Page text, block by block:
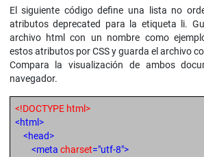
El siguiente código define una lista no
atributos deprecated para la etiqueta li.
archivo html con un nombre como
estos atributos por CSS y guarda el archivo
Compara la visualización de ambos
navegador.
<!DOCTYPE html>
<html>
<head>
<meta charset="utf-8">